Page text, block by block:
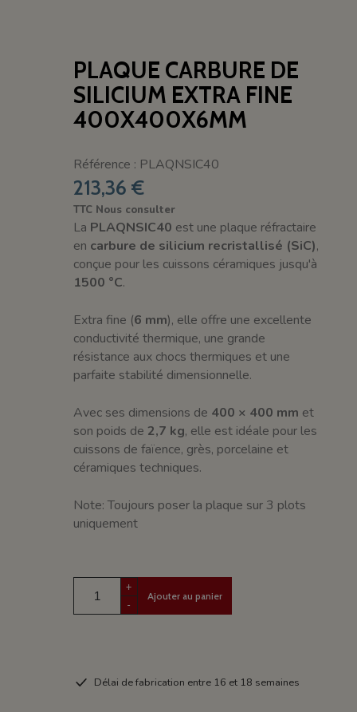
PLAQUE CARBURE DE
SILICIUM EXTRA FINE
400X400X6MM
Référence : PLAQNSIC40
213,36 €
TTC Nous consulter
La PLAQNSIC40 est une plaque réfractaire
en carbure de silicium recristallisé (SiC),
conçue pour les cuissons céramiques jusqu'à
1500 °C.
Extra fine (6 mm), elle offre une excellente
conductivité thermique, une grande
résistance aux chocs thermiques et une
parfaite stabilité dimensionnelle.
Avec ses dimensions de 400 × 400 mm et
son poids de 2,7 kg, elle est idéale pour les
cuissons de faïence, grès, porcelaine et
céramiques techniques.
Note: Toujours poser la plaque sur 3 plots
uniquement
+
-
Ajouter au panier
Délai de fabrication entre 16 et 18 semaines